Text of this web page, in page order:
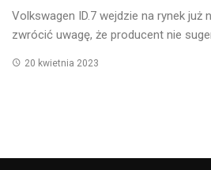
Volkswagen ID.7 wejdzie na rynek już
zwrócić uwagę, że producent nie
20 kwietnia 2023